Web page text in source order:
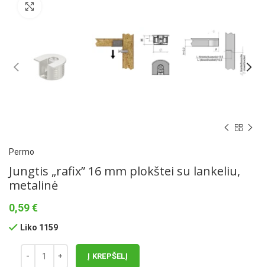
Permo
Jungtis „rafix” 16 mm plokštei su lankeliu,
metalinė
0,59€
Liko 1159
Į KREPŠELĮ